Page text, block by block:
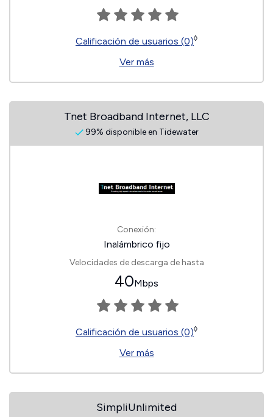
Calificación de usuarios (0)◊
Ver más
Tnet Broadband Internet, LLC
99% disponible en Tidewater
Conexión:
Inalámbrico fijo
Velocidades de descarga de hasta
40Mbps
Calificación de usuarios (0)◊
Ver más
SimpliUnlimited